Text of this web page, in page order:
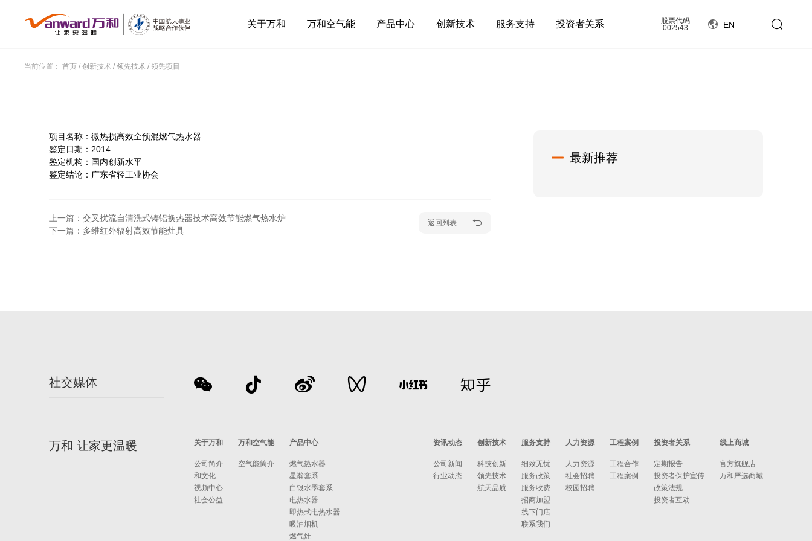
关于万和 万和空气能 产品中心 创新技术 服务支持 投资者关系
股票代码
002543
EN
当前位置：首页 /创新技术 /领先技术 /领先项目
项目名称： 微热损高效全预混燃气热水器
鉴定日期： 2014
鉴定机构： 国内创新水平
鉴定结论： 广东省轻工业协会
上一篇：交叉扰流自清洗式铸铝换热器技术高效节能燃气热水炉
下一篇：多维红外辐射高效节能灶具
返回列表
最新推荐
社交媒体
万和 让家更温暖 关于万和
公司简介
和文化
视频中心
社会公益
万和空气能
空气能简介
产品中心
燃气热水器
星瀚套系
白银水墨套系
电热水器
即热式电热水器
吸油烟机
燃气灶
资讯动态
公司新闻
行业动态
创新技术
科技创新
领先技术
航天品质
服务支持
细致无忧
服务政策
服务收费
招商加盟
线下门店
联系我们
人力资源
人力资源
社会招聘
校园招聘
工程案例
工程合作
工程案例
投资者关系
定期报告
投资者保护宣传
政策法规
投资者互动
线上商城
官方旗舰店
万和严选商城